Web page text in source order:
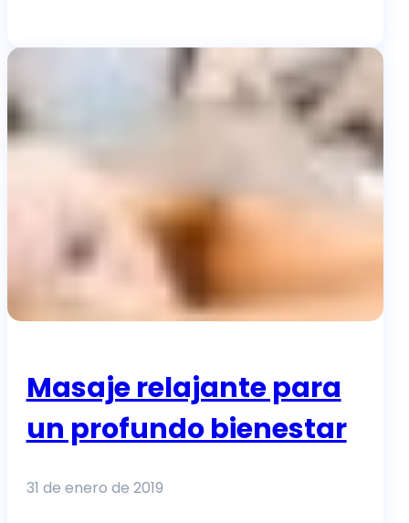
Masaje relajante para
un profundo bienestar
31 de enero de 2019